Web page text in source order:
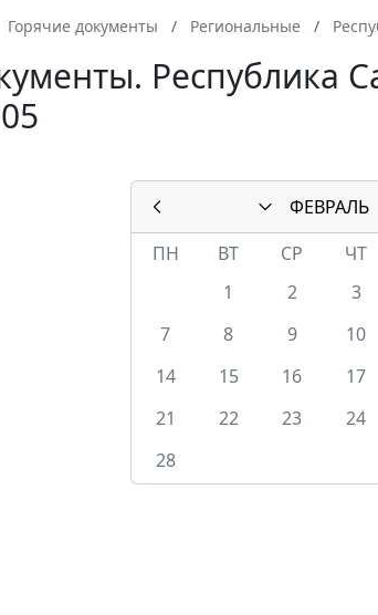
Горячие документы Региональные
Республика
ФЕВРАЛЬ
ПН
ВТ СР ЧТ
1
2 3
7
8 9 10
14
15 16 17
21
22 23 24
28